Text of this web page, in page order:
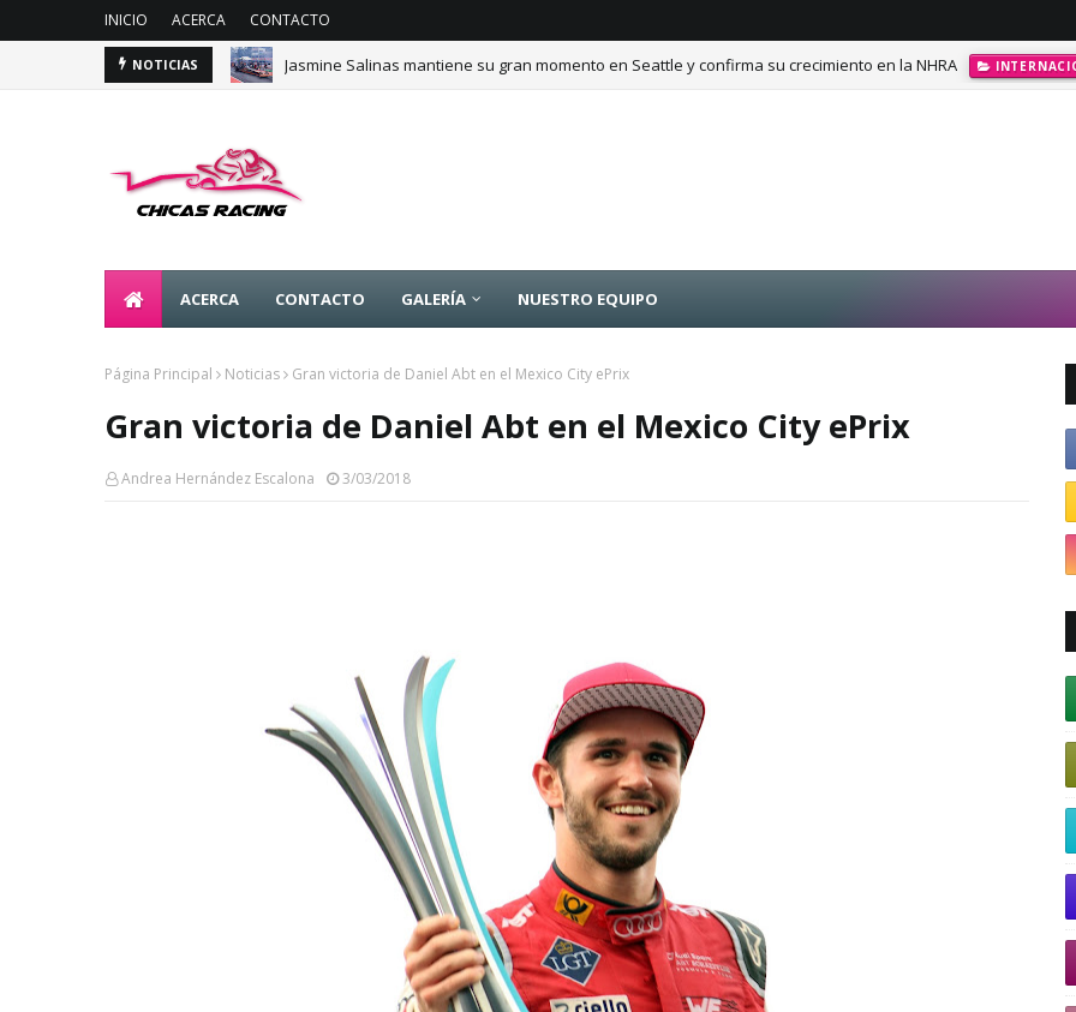
INICIO ACERCA CONTACTO
NOTICIAS
Jasmine Salinas mantiene su gran momento en Seattle y confirma su crecimiento en la NHRA
Majo Rodríguez apunta a seguir escalando posiciones en Challenge Series durante la visita a Querétaro
ACERCA CONTACTO GALERÍA NUESTRO EQUIPO
Página Principal Noticias Gran victoria de Daniel Abt en el Mexico City ePrix
Gran victoria de Daniel Abt en el Mexico City ePrix
Andrea Hernández Escalona 3/03/2018